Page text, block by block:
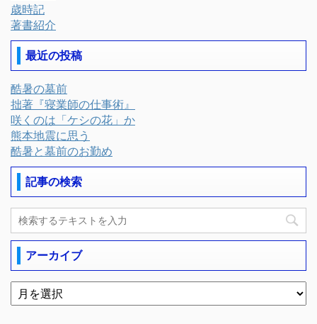
歳時記
著書紹介
最近の投稿
酷暑の墓前
拙著『寝業師の仕事術』
咲くのは「ケシの花」か
熊本地震に思う
酷暑と墓前のお勤め
記事の検索
アーカイブ